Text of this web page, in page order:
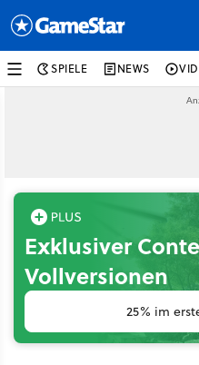
SPIELE NEWS
Exklusiver
Vollversionen
25% im